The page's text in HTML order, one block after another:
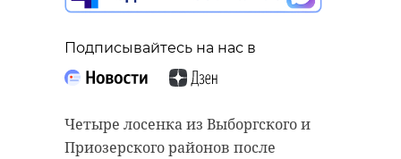
Подписывайтесь на нас в
Четыре лосенка из Выборгского и
Приозерского районов после